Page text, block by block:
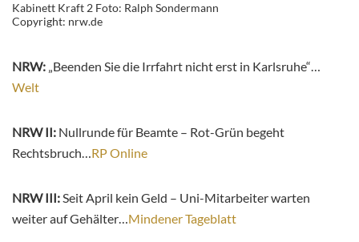
Kabinett Kraft 2 Foto: Ralph Sondermann
Copyright: nrw.de
NRW: „Beenden Sie die Irrfahrt nicht erst in Karlsruhe“…
Welt
NRW II: Nullrunde für Beamte – Rot-Grün begeht
Rechtsbruch…RP Online
NRW III:Seit April kein Geld – Uni-Mitarbeiter warten
weiter auf Gehälter…Mindener Tageblatt